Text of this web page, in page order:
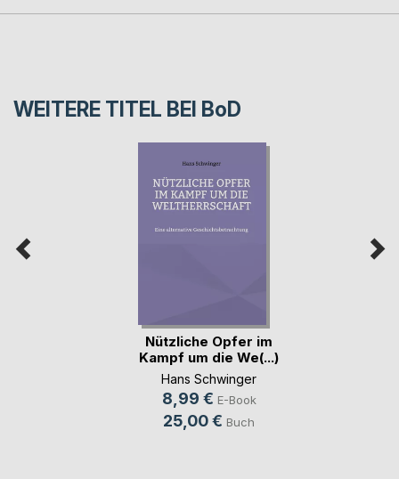
WEITERE TITEL BEI BoD
Nützliche Opfer im
Kampf um die We(...)
Hans Schwinger
8,99 € E-Book
25,00 € Buch